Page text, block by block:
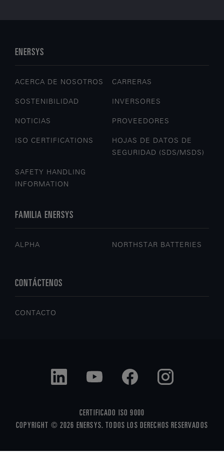
ENERSYS
ACERCA DE NOSOTROS CARRERAS
SOSTENIBILIDAD INVERSORES
NOTICIAS PROVEEDORES
ISO CERTIFICATIONS
HOJAS DE DATOS DE
SEGURIDAD (SDS/MSDS)
SAFETY HANDLING
INFORMATION
FAMILIA ENERSYS
ALPHA NORTHSTAR BATTERIES
CONTÁCTENOS
CONTACTO
CERTIFICADO ISO 9000
COPYRIGHT © 2026 ENERSYS. TODOS LOS DERECHOS RESERVADOS